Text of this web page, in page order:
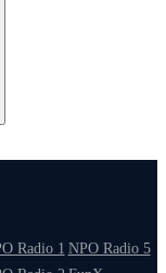
Radio 1 NPO Radio 5